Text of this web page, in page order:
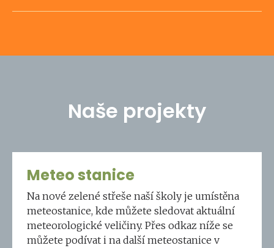
Naše projekty
Meteo stanice
Na nové zelené střeše naší školy je umístěna
meteostanice, kde můžete sledovat aktuální
meteorologické veličiny. Přes odkaz níže se
můžete podívat i na další meteostanice v